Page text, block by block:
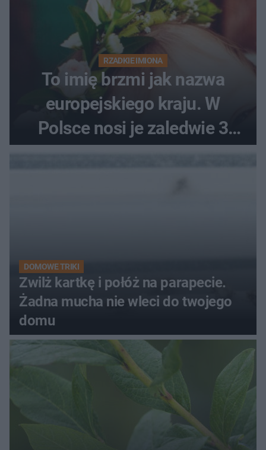
RZADKIE IMIONA
To imię brzmi jak nazwa
europejskiego kraju. W
Polsce nosi je zaledwie 3
kobiety
DOMOWE TRIKI
Zwilż kartkę i połóż na parapecie.
Żadna mucha nie wleci do twojego
domu